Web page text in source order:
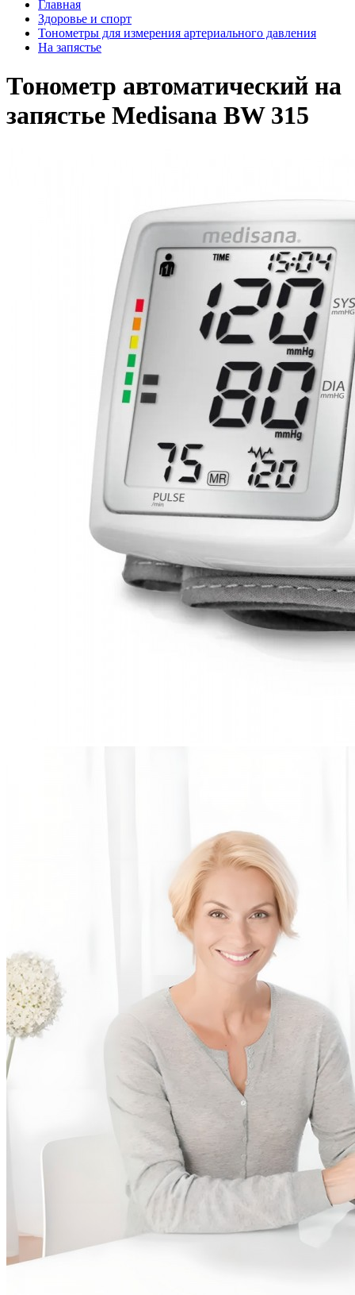
Главная
Здоровье и спорт
Тонометры для измерения артериального давления
На запястье
Тонометр автоматический на
запястье Medisana BW 315